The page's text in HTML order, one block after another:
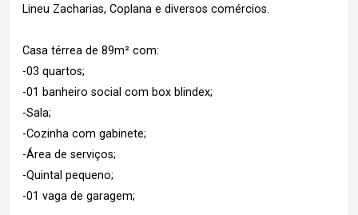
Lineu Zacharias, Coplana e diversos comércios.
Casa térrea de 89m² com:
-03 quartos;
-01 banheiro social com box blindex;
-Sala;
-Cozinha com gabinete;
-Área de serviços;
-Quintal pequeno;
-01 vaga de garagem;